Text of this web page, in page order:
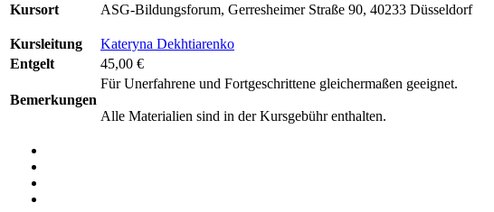
Kursort ASG-Bildungsforum, Gerresheimer Straße 90, 40233 Düsseldorf
Kursleitung
Kateryna Dekhtiarenko
Entgelt
45,00 €
Bemerkungen
Für Unerfahrene und Fortgeschrittene gleichermaßen geeignet.
Alle Materialien sind in der Kursgebühr enthalten.